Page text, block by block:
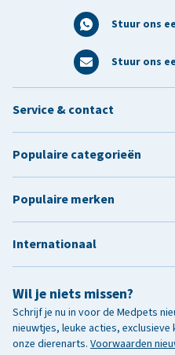
Stuur ons
Stuur ons
Wil je niets missen?
Schrijf je nu in voor de Medpets
nieuwtjes, leuke acties,
onze dierenarts. Voorwaarden
Service & contact
Populaire categorieën
Populaire merken
Internationaal